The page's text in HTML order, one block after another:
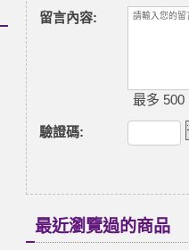
留言內容:
最多 500
驗證碼:
最近瀏覽過的商品